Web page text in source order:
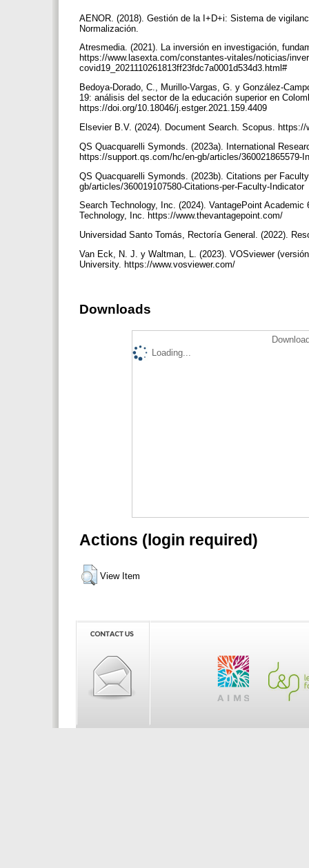
AENOR. (2018). Gestión de la I+D+i: Sistema de
Normalización.
Atresmedia. (2021). La inversión en investigación,
https://www.lasexta.com/constantes-vitales/noticias/
covid19_2021110261813ff23fdc7a0001d534d3.html#
Bedoya-Dorado, C., Murillo-Vargas, G. y González-
19: análisis del sector de la educación superior en
https://doi.org/10.18046/j.estger.2021.159.4409
Elsevier B.V. (2024). Document Search. Scopus.
QS Quacquarelli Symonds. (2023a). International
https://support.qs.com/hc/en-gb/articles/360021865579-
QS Quacquarelli Symonds. (2023b). Citations per
gb/articles/360019107580-Citations-per-Faculty-Indicator
Search Technology, Inc. (2024). VantagePoint
Technology, Inc. https://www.thevantagepoint.com/
Universidad Santo Tomás, Rectoría General. (2022).
Van Eck, N. J. y Waltman, L. (2023). VOSviewer
University. https://www.vosviewer.com/
Downloads
Loading...
Actions (login required)
View Item